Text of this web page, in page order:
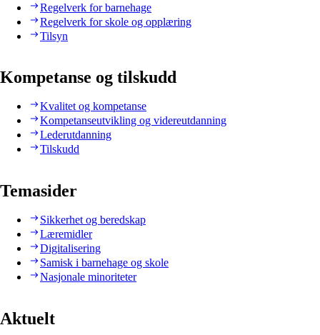
Regelverk for barnehage
Regelverk for skole og opplæring
Tilsyn
Kompetanse og tilskudd
Kvalitet og kompetanse
Kompetanseutvikling og videreutdanning
Lederutdanning
Tilskudd
Temasider
Sikkerhet og beredskap
Læremidler
Digitalisering
Samisk i barnehage og skole
Nasjonale minoriteter
Aktuelt